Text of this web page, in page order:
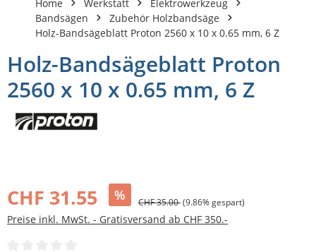
Home Werkstatt
Elektrowerkzeug
Bandsägen
Zubehör Holzbandsäge
Holz-Bandsägeblatt Proton 2560 x 10 x 0.65 mm, 6 Z
Holz-Bandsägeblatt Proton
2560 x 10 x 0.65 mm, 6 Z
CHF 31.55 % CHF 35.00(9.86% gespart)
Preise inkl. MwSt. - Gratisversand ab CHF 350.-